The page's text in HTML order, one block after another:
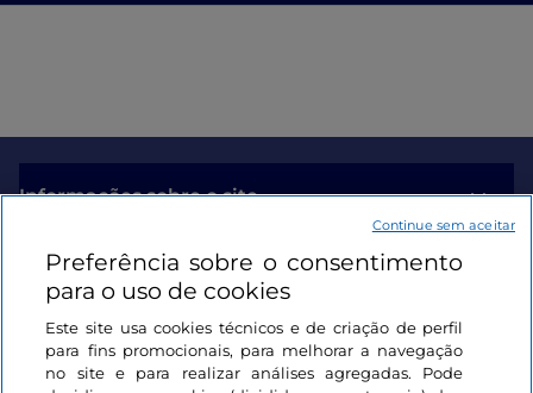
Informações sobre o site
Ligações úteis
Iniciar sessão
Mantenha-se em contacto
Preferência sobre o consentimento
para o uso de cookies
Este site usa cookies técnicos e de criação de perfil
para fins promocionais, para melhorar a navegação
no site e para realizar análises agregadas. Pode
Continue sem aceitar